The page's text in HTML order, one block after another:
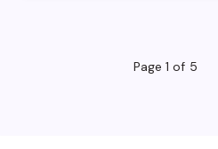
Page 1 of 5